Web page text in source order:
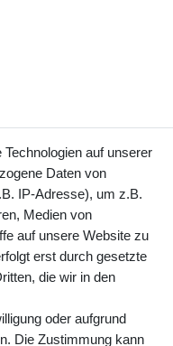
zzgl. Service- und
auf unserer
Daten von
IP-Adresse), um z.B.
Medien von
auf unsere Website zu
erst durch gesetzte
die wir in den
oder aufgrund
Die Zustimmung kann